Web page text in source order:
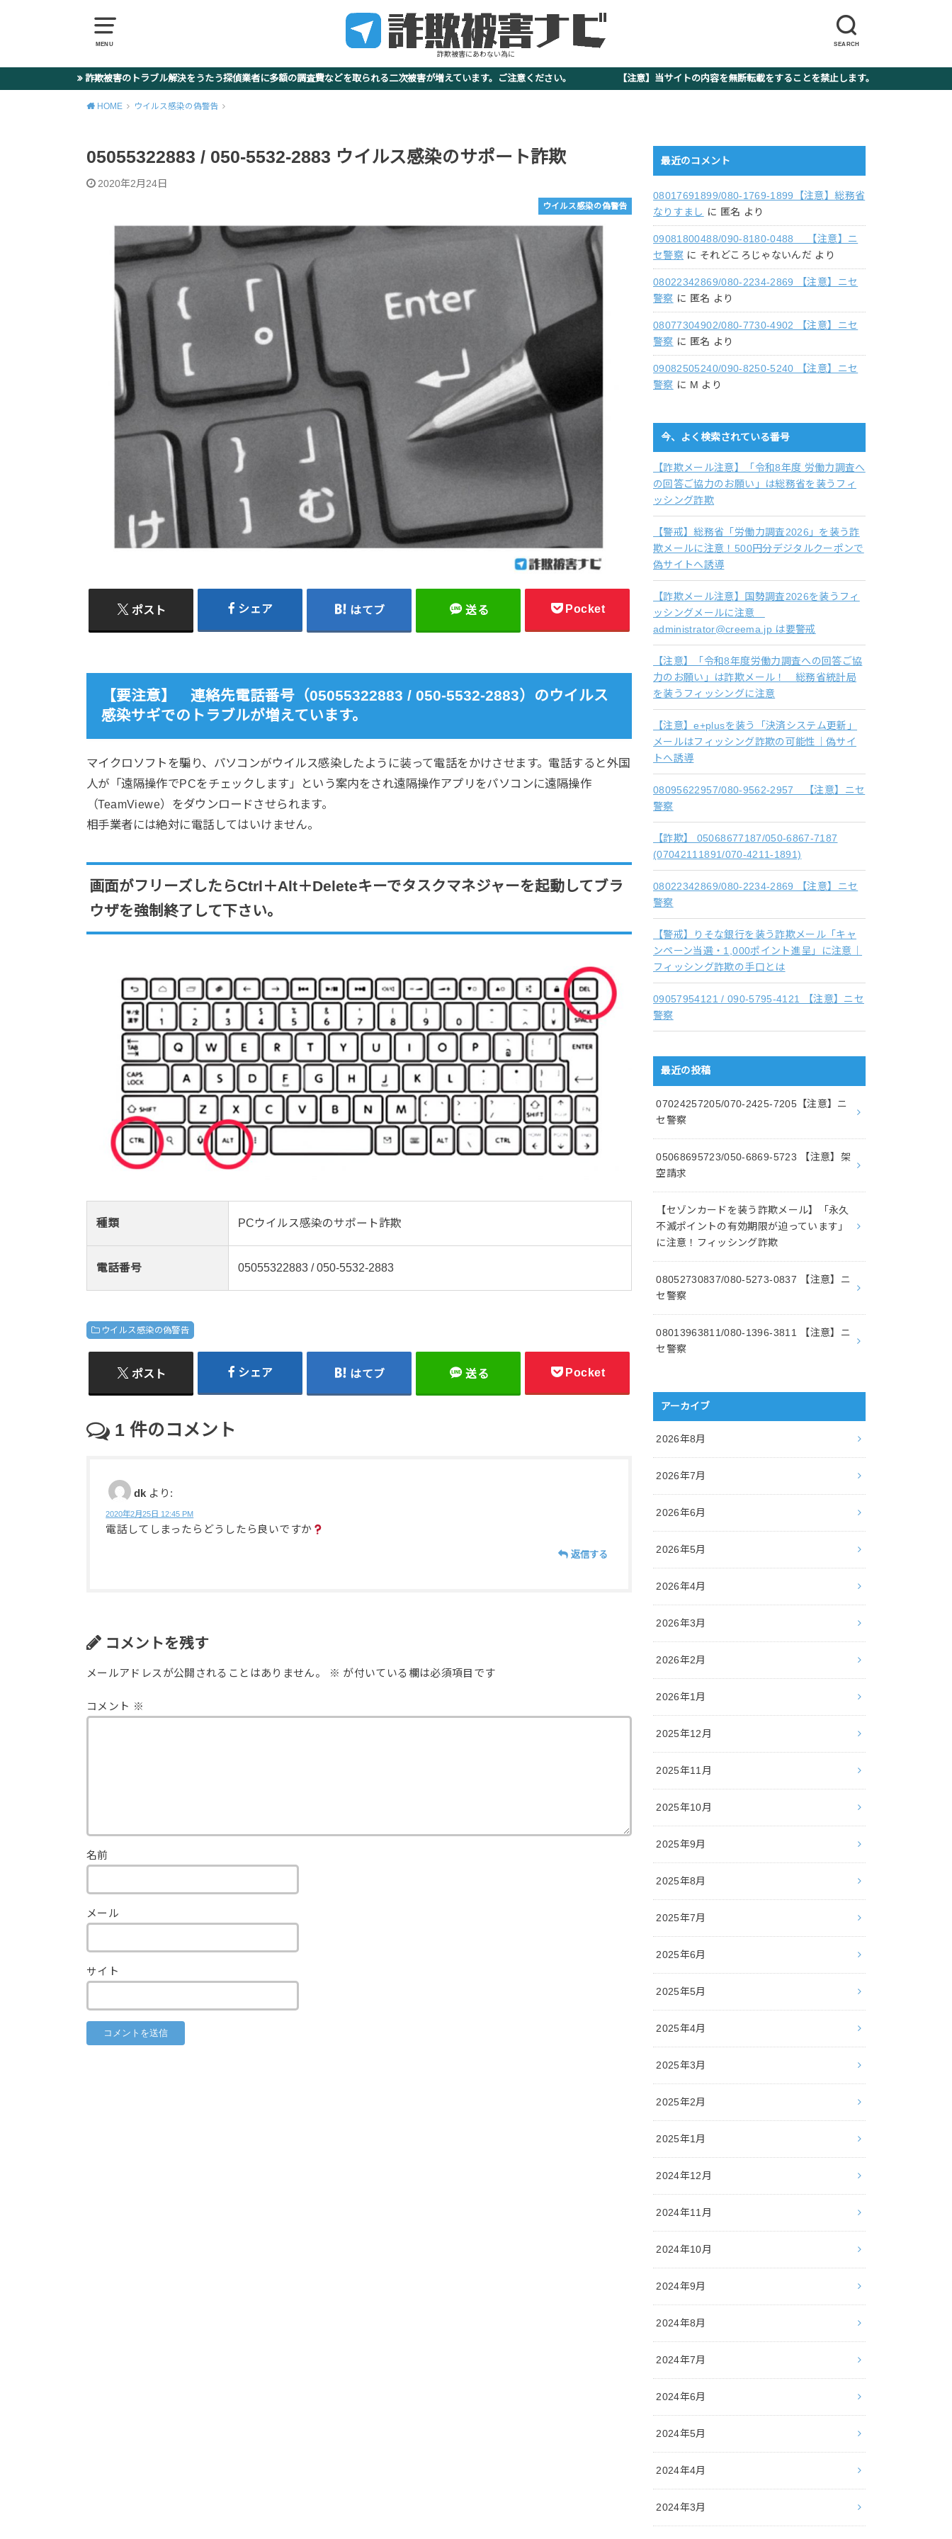
MENU SEARCH
詐欺被害にあわない為に
詐欺被害のトラブル解決をうたう探偵業者に多額の調査費などを取られる二次被害が増えています。ご注意ください。 【注意】当サイトの内容を無断転載をすることを禁止します。
HOME ウイルス感染の偽警告
05055322883 / 050-5532-2883 ウイルス感染のサポート詐欺
2020年2月24日
ウイルス感染の偽警告
ポスト シェア はてブ 送る Pocket
【要注意】 連絡先電話番号（05055322883 / 050-5532-2883）のウイルス
感染サギでのトラブルが増えています。
マイクロソフトを騙り、パソコンがウイルス感染したように装って電話をかけさせます。電話すると外国
人が「遠隔操作でPCをチェックします」という案内をされ遠隔操作アプリをパソコンに遠隔操作
（TeamViewe）をダウンロードさせられます。
相手業者には絶対に電話してはいけません。
画面がフリーズしたらCtrl＋Alt＋Deleteキーでタスクマネジャーを起動してブラ
ウザを強制終了して下さい。
種類 PCウイルス感染のサポート詐欺
電話番号 05055322883 / 050-5532-2883
ウイルス感染の偽警告
ポスト シェア はてブ 送る Pocket
1 件のコメント
dk より:
2020年2月25日 12:45 PM
電話してしまったらどうしたら良いですか
返信する
コメントを残す
メールアドレスが公開されることはありません。 ※ が付いている欄は必須項目です
コメント ※
名前
メール
サイト
最近のコメント
08017691899/080-1769-1899【注意】総務省
なりすまし に 匿名 より
09081800488/090-8180-0488 【注意】ニ
セ警察 に それどころじゃないんだ より
08022342869/080-2234-2869 【注意】ニセ
警察 に 匿名 より
08077304902/080-7730-4902 【注意】ニセ
警察 に 匿名 より
09082505240/090-8250-5240 【注意】ニセ
警察 に M より
今、よく検索されている番号
【詐欺メール注意】「令和8年度 労働力調査へ
の回答ご協力のお願い」は総務省を装うフィ
ッシング詐欺
【警戒】総務省「労働力調査2026」を装う詐
欺メールに注意！500円分デジタルクーポンで
偽サイトへ誘導
【詐欺メール注意】国勢調査2026を装うフィ
ッシングメールに注意
administrator@creema.jp は要警戒
【注意】「令和8年度労働力調査への回答ご協
力のお願い」は詐欺メール！ 総務省統計局
を装うフィッシングに注意
【注意】e+plusを装う「決済システム更新」
メールはフィッシング詐欺の可能性｜偽サイ
トへ誘導
08095622957/080-9562-2957 【注意】ニセ
警察
【詐欺】 05068677187/050-6867-7187
(07042111891/070-4211-1891)
08022342869/080-2234-2869 【注意】ニセ
警察
【警戒】りそな銀行を装う詐欺メール「キャ
ンペーン当選・1,000ポイント進呈」に注意｜
フィッシング詐欺の手口とは
09057954121 / 090-5795-4121 【注意】ニセ
警察
最近の投稿
07024257205/070-2425-7205【注意】ニ
セ警察
05068695723/050-6869-5723 【注意】架
空請求
【セゾンカードを装う詐欺メール】「永久
不滅ポイントの有効期限が迫っています」
に注意！フィッシング詐欺
08052730837/080-5273-0837 【注意】ニ
セ警察
08013963811/080-1396-3811 【注意】ニ
セ警察
アーカイブ
2026年8月
2026年7月
2026年6月
2026年5月
2026年4月
2026年3月
2026年2月
2026年1月
2025年12月
2025年11月
2025年10月
2025年9月
2025年8月
2025年7月
2025年6月
2025年5月
2025年4月
2025年3月
2025年2月
2025年1月
2024年12月
2024年11月
2024年10月
2024年9月
2024年8月
2024年7月
2024年6月
2024年5月
2024年4月
2024年3月